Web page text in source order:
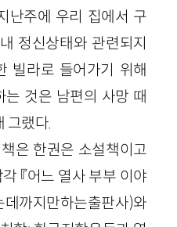
난주에 우리 집에서 구
정신상태와 관련되지
빌라로 들어가기 위해
는 것은 남편의 사망 때
그랬다.
은 한권은 소설책이고
『어느 열사 부부 이야
까지만하는출판사)와